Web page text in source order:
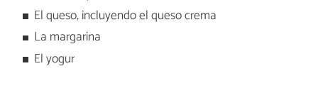
El queso, incluyendo el queso crema
La margarina
El yogur